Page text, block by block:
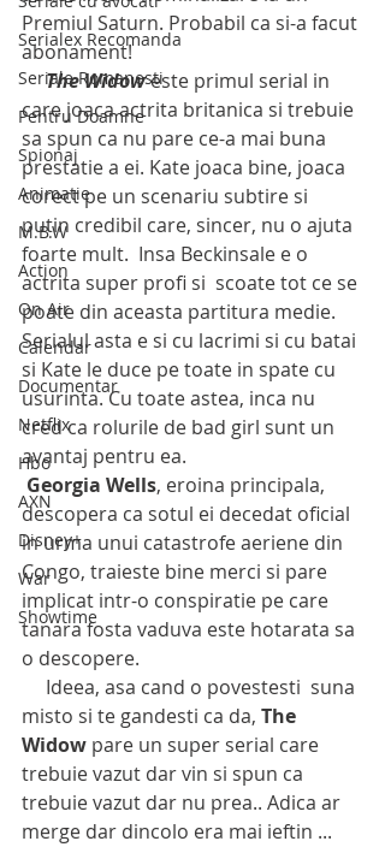
Serialex Recomanda
Seriale Romanesti
Pentru Doamne
Spionaj
Animatie
M.B.W
Action
On Air
Calendar
Documentar
Netflix
Hbo
AXN
Disney+
War
Showtime
Premiul Saturn. Probabil ca si-a facut
abonament!
     The Widow
este primul serial in
care joaca actrita britanica si trebuie
sa spun ca nu pare ce-a mai buna
prestatie a ei. Kate joaca bine, joaca
corect pe un scenariu subtire si
putin credibil care, sincer, nu o ajuta
foarte mult.  Insa Beckinsale e o
actrita super profi si  scoate tot ce se
poate din aceasta partitura medie.
Serialul asta e si cu lacrimi si cu batai
si Kate le duce pe toate in spate cu
usurinta. Cu toate astea, inca nu
cred ca rolurile de bad girl sunt un
avantaj pentru ea.
Georgia Wells, eroina principala,
descopera ca sotul ei decedat oficial
in urma unui catastrofe aeriene din
Congo, traieste bine merci si pare
implicat intr-o conspiratie pe care
tanara fosta vaduva este hotarata sa
o descopere.
misto si te gandesti ca da, The
Widow pare un super serial care
trebuie vazut dar vin si spun ca
trebuie vazut dar nu prea.. Adica ar
merge dar dincolo era mai ieftin ...